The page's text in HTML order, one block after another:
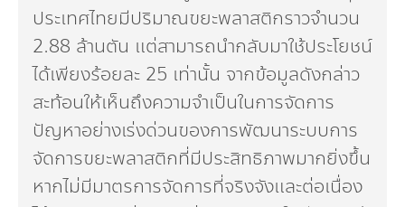
ประเทศไทยมีปริมาณขยะพลาสติกราวจำนวน
2.88 ล้านตัน แต่สามารถนำกลับมาใช้ประโยชน์
ได้เพียงร้อยละ 25 เท่านั้น จากข้อมูลดังกล่าว
สะท้อนให้เห็นถึงความจำเป็นในการจัดการ
ปัญหาอย่างเร่งด่วนของการพัฒนาระบบการ
จัดการขยะพลาสติกที่มีประสิทธิภาพมากยิ่งขึ้น
หากไม่มีมาตรการจัดการที่จริงจังและต่อเนื่อง